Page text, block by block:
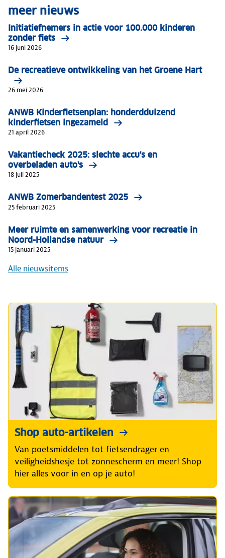
meer nieuws
Initiatiefnemers in actie voor 100.000 kinderen
zonder fiets
16 juni 2026
De recreatieve ontwikkeling van het Groene Hart
26 mei 2026
ANWB Kinderfietsenplan: honderdduizend
kinderfietsen ingezameld
21 april 2026
Vakantiecheck 2025: slechte accu's en
overbeladen auto's
18 juli 2025
ANWB Zomerbandentest 2025
25 februari 2025
Meer ruimte en samenwerking voor recreatie in
Noord-Hollandse natuur
15 januari 2025
Alle nieuwsitems
Shop auto-artikelen
Van poetsmiddelen tot fietsendrager en
veiligheidshesje tot zonnescherm en meer! Shop
hier alles voor in en op je auto!